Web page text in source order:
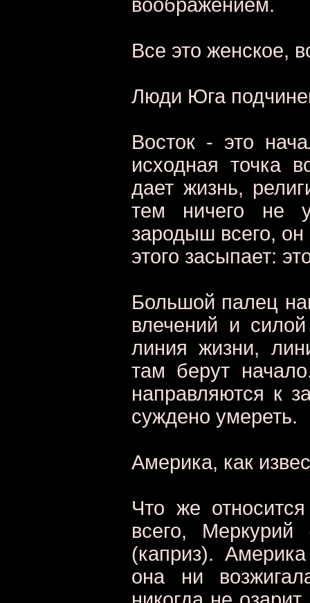
воображением.
Все это женское,
Люди Юга
Восток - это
исходная точка
дает жизнь,
тем ничего не
зародыш всего,
этого засыпает:
Большой палец
влечений и
линия жизни,
там берут
направляются к
суждено умереть.
Америка, как
Что же
всего,
(каприз).
она ни